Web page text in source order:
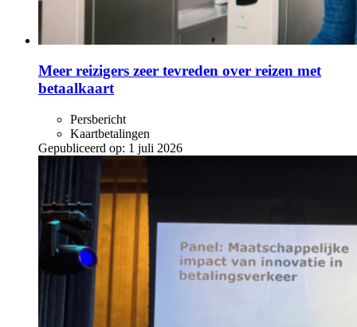
Meer reizigers zeer tevreden over reizen met
betaalkaart
Persbericht
Kaartbetalingen
Gepubliceerd op: 1 juli 2026